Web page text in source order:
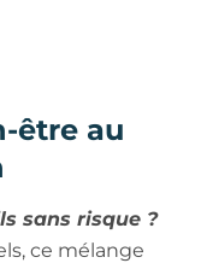
être au
sans risque ?
ce mélange